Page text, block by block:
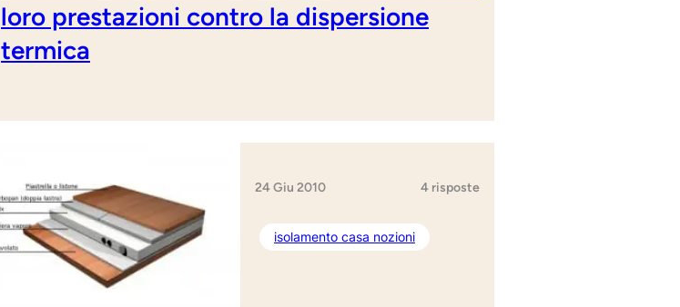
loro prestazioni contro la dispersione
termica
24 Giu 2010 4 risposte
isolamento casa nozioni